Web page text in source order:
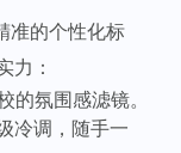
准的个性化标
力：
的氛围感滤镜。
冷调，随手一